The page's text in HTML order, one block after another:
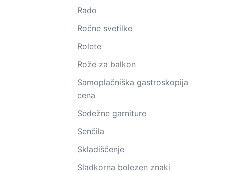
Rado
Ročne svetilke
Rolete
Rože za balkon
Samoplačniška gastroskopija
cena
Sedežne garniture
Senčila
Skladiščenje
Sladkorna bolezen znaki